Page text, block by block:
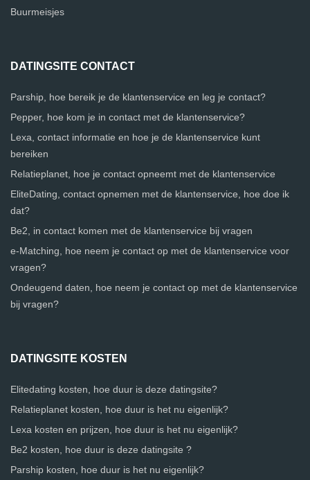
Buurmeisjes
DATINGSITE CONTACT
Parship, hoe bereik je de klantenservice en leg je contact?
Pepper, hoe kom je in contact met de klantenservice?
Lexa, contact informatie en hoe je de klantenservice kunt
bereiken
Relatieplanet, hoe je contact opneemt met de klantenservice
EliteDating, contact opnemen met de klantenservice, hoe doe ik
dat?
Be2, in contact komen met de klantenservice bij vragen
e-Matching, hoe neem je contact op met de klantenservice voor
vragen?
Ondeugend daten, hoe neem je contact op met de klantenservice
bij vragen?
DATINGSITE KOSTEN
Elitedating kosten, hoe duur is deze datingsite?
Relatieplanet kosten, hoe duur is het nu eigenlijk?
Lexa kosten en prijzen, hoe duur is het nu eigenlijk?
Be2 kosten, hoe duur is deze datingsite ?
Parship kosten, hoe duur is het nu eigenlijk?